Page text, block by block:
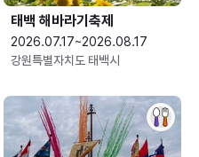
태백 해바라기축제
2026.07.17~2026.08.17
강원특별자치도 태백시